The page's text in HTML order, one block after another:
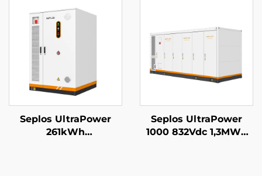
14kWh zonne- Seplos-
batterij
BESS
Seplos UltraPower
261kWh
Seplos UltraPower
1000 832Vdc 1,3MWh